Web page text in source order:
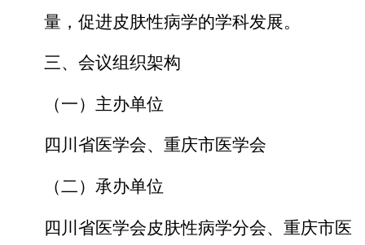
量，促进皮肤性病学的学科发展。
三、会议组织架构
（一）主办单位
四川省医学会、重庆市医学会
（二）承办单位
四川省医学会皮肤性病学分会、重庆市医